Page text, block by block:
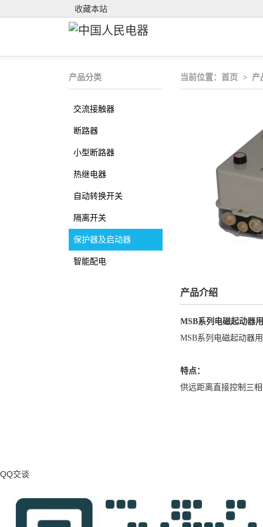
收藏本站
产品分类
交流接触器
断路器
小型断路器
热继电器
自动转换开关
隔离开关
保护器及启动器
智能配电
当前位置： 首页 > 产
产品介绍
MSB系列电磁起动器
MSB系列电磁起动器
特点：
供远距离直接控制三
QQ交谈